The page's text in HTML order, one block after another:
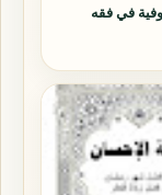
في فقه